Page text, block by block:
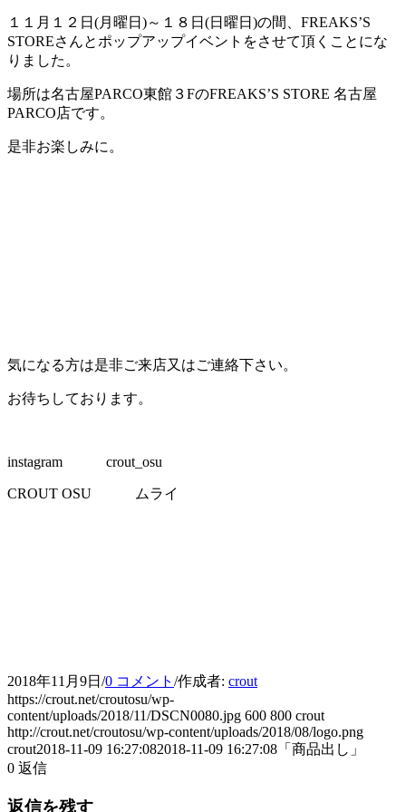
１１月１２日(月曜日)～１８日(日曜日)の間、FREAKS’S
STOREさんとポップアップイベントをさせて頂くことにな
りました。
場所は名古屋PARCO東館３FのFREAKS’S STORE 名古屋
PARCO店です。
是非お楽しみに。
気になる方は是非ご来店又はご連絡下さい。
お待ちしております。
instagram crout_osu
CROUT OSU ムライ
2018年11月9日 /0 コメント /作成者: crout
https://crout.net/croutosu/wp-
content/uploads/2018/11/DSCN0080.jpg 600 800 crout
http://crout.net/croutosu/wp-content/uploads/2018/08/logo.png
crout2018-11-09 16:27:082018-11-09 16:27:08 「商品出し」
0 返信
返信を残す